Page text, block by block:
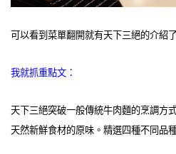
可以看到菜單翻開就有天下三絕的介紹了
我就抓重點文：
天下三絕突破一般傳統牛肉麵的烹調方
天然新鮮食材的原味。精選四種不同品